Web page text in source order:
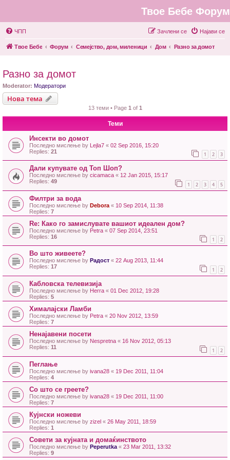
Твое Бебе Форум
ЧПП Најави се
Зачлени се
Твое Бебе Форум Семејство, дом, миленици Дом Разно за домот
Разно за домот
Moderator: Модератори
Нова тема
13 теми • Page 1 of 1
Теми
Инсекти во домот
Последно мислење by Lejla7 « 02 Sep 2016, 15:20
Replies: 21 1 2 3
Дали купувате од Топ Шоп?
Последно мислење by cicamaca « 12 Jan 2015, 15:17
Replies: 49 1 2 3 4 5
Филтри за вода
Последно мислење by Debora « 10 Sep 2014, 11:38
Replies: 7
Re: Како го замислувате вашиот идеален дом?
Последно мислење by Petra « 07 Sep 2014, 23:51
Replies: 16 1 2
Во што живеете?
Последно мислење by Радост « 22 Aug 2013, 11:44
Replies: 17 1 2
Кабловска телевизија
Последно мислење by Herra « 01 Dec 2012, 19:28
Replies: 5
Хималајски Ламби
Последно мислење by Petra « 20 Nov 2012, 13:59
Replies: 7
Ненајавени посети
Последно мислење by Nespretna « 16 Nov 2012, 05:13
Replies: 11 1 2
Пеглање
Последно мислење by ivana28 « 19 Dec 2011, 11:04
Replies: 4
Со што се греете?
Последно мислење by ivana28 « 19 Dec 2011, 11:00
Replies: 7
Кујнски ножеви
Последно мислење by zizel « 26 May 2011, 18:59
Replies: 1
Совети за кујната и домаќинството
Последно мислење by Peperutka « 23 Mar 2011, 13:32
Replies: 9